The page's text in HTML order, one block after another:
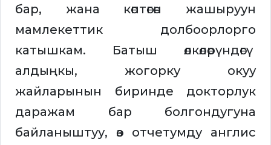
бар, жана көптөгөн жашыруун
мамлекеттик долбоорлорго
катышкам. Батыш өлкөлөрүндөгү
алдыңкы, жогорку окуу
жайларынын биринде докторлук
даражам бар болгондугуна
байланыштуу, өз отчетумду англис